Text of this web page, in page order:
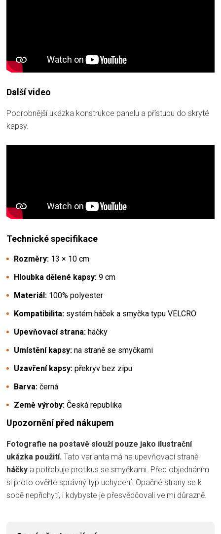
Další video
Podrobnější ukázka konstrukce panelu a přístupu do skryté
kapsy.
Technické specifikace
Rozměry: 13 × 10 cm
Hloubka dělené kapsy: 9 cm
Materiál: 100% polyester
Kompatibilita: systém háček a smyčka typu VELCRO
Upevňovací strana: háčky
Umístění kapsy: na straně se smyčkami
Uzavření kapsy: překryv bez zipu
Barva: černá
Země výroby: Česká republika
Upozornění před nákupem
Fotografie na postavě slouží pouze jako ilustrační
ukázka použití. Tato varianta má na upevňovací straně
háčky a potřebuje protikus se smyčkami. Před objednáním
si proto ověřte správný typ uchycení. Opačné strany se k
sobě nepřichytí, i kdybyste je přesvědčovali velmi důrazně.